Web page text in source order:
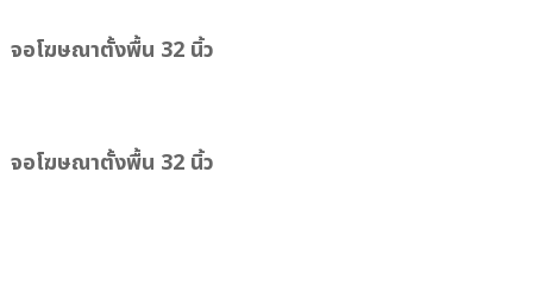
จอโฆษณาตั้งพื้น 32 นิ้ว
จอโฆษณาตั้งพื้น 32 นิ้ว